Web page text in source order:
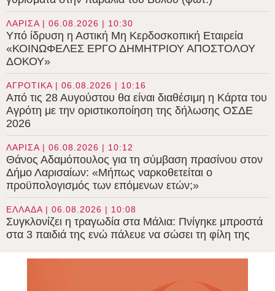
ΛΑΡΙΣΑ | 06.08.2026 | 10:30
Υπό ίδρυση η Αστική Μη Κερδοσκοπική Εταιρεία
«ΚΟΙΝΩΦΕΛΕΣ ΕΡΓΟ ΔΗΜΗΤΡΙΟΥ ΑΠΟΣΤΟΛΟΥ
ΔΟΚΟΥ»
ΑΓΡΟΤΙΚΑ | 06.08.2026 | 10:16
Από τις 28 Αυγούστου θα είναι διαθέσιμη η Κάρτα του
Αγρότη με την οριστικοποίηση της δήλωσης ΟΣΔΕ
2026
ΛΑΡΙΣΑ | 06.08.2026 | 10:12
Θάνος Αδαμόπουλος για τη σύμβαση πρασίνου στον
Δήμο Λαρισαίων: «Μήπως ναρκοθετείται ο
προϋπολογισμός των επόμενων ετών;»
ΕΛΛΑΔΑ | 06.08.2026 | 10:08
Συγκλονίζει η τραγωδία στα Μάλια: Πνίγηκε μπροστά
στα 3 παιδιά της ενώ πάλευε να σώσει τη φίλη της